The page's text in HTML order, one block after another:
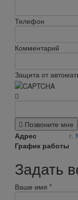
Телефон
Комментарий
Защита от
Позвоните мне
Адрес
г.
График работы
Задать
Ваше имя *